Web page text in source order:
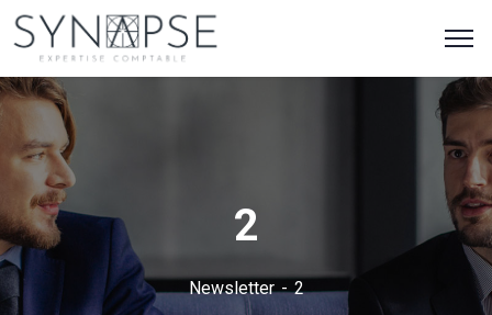
2
Newsletter 2